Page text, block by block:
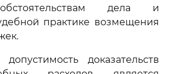
дела и
практике возмещения
доказательств